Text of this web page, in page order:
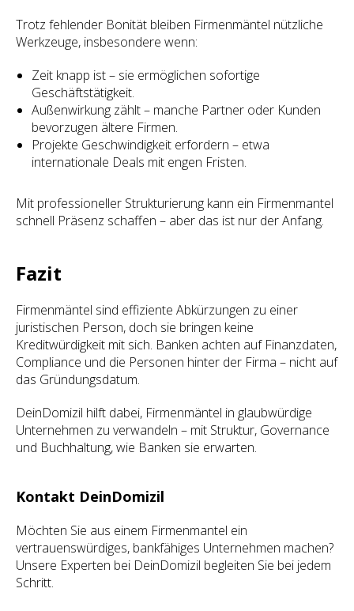
Trotz fehlender Bonität bleiben Firmenmäntel nützliche
Werkzeuge, insbesondere wenn:
Zeit knapp ist – sie ermöglichen sofortige
Geschäftstätigkeit.
Außenwirkung zählt – manche Partner oder Kunden
bevorzugen ältere Firmen.
Projekte Geschwindigkeit erfordern – etwa
internationale Deals mit engen Fristen.
Mit professioneller Strukturierung kann ein Firmenmantel
schnell Präsenz schaffen – aber das ist nur der Anfang.
Fazit
Firmenmäntel sind effiziente Abkürzungen zu einer
juristischen Person, doch sie bringen keine
Kreditwürdigkeit mit sich. Banken achten auf Finanzdaten,
Compliance und die Personen hinter der Firma – nicht auf
das Gründungsdatum.
DeinDomizil hilft dabei, Firmenmäntel in glaubwürdige
Unternehmen zu verwandeln – mit Struktur, Governance
und Buchhaltung, wie Banken sie erwarten.
Kontakt DeinDomizil
Möchten Sie aus einem Firmenmantel ein
vertrauenswürdiges, bankfähiges Unternehmen machen?
Unsere Experten bei DeinDomizil begleiten Sie bei jedem
Schritt.